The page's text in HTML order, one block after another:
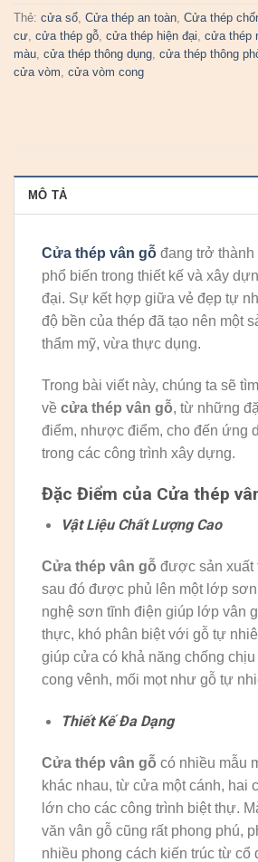
Thẻ: cửa sổ, Cửa thép an toàn, Cửa thép
cư, cửa thép gỗ, cửa thép hiện đại, cửa thép
màu, cửa thép thông dụng, cửa thép thông
cửa vòm, cửa vòm cong
MÔ TẢ
Cửa thép vân gỗ đang trở
phổ biến trong thiết kế và xây
đại. Sự kết hợp giữa vẻ đẹp tự
độ bền của thép đã tạo nên một
thẩm mỹ, vừa thực dụng.
Trong bài viết này, chúng ta sẽ
về cửa thép vân gỗ, từ những
điểm, nhược điểm, cho đến ứng
trong các công trình xây dựng.
Đặc Điểm của Cửa thép
Vật Liệu Chất Lượng Cao
Cửa thép vân gỗ được sản xuất
sau đó được phủ lên một lớp
nghệ sơn tĩnh điện giúp lớp vân
thực, khó phân biệt với gỗ tự
giúp cửa có khả năng chống
cong vênh, mối mọt như gỗ tự
Thiết Kế Đa Dạng
Cửa thép vân gỗ có nhiều mẫu
khác nhau, từ cửa một cánh, hai
lớn cho các công trình biệt thự.
văn vân gỗ cũng rất phong phú,
nhiều phong cách kiến trúc từ cổ